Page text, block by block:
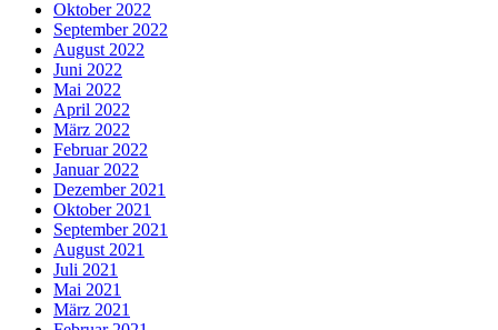
Oktober 2022
September 2022
August 2022
Juni 2022
Mai 2022
April 2022
März 2022
Februar 2022
Januar 2022
Dezember 2021
Oktober 2021
September 2021
August 2021
Juli 2021
Mai 2021
März 2021